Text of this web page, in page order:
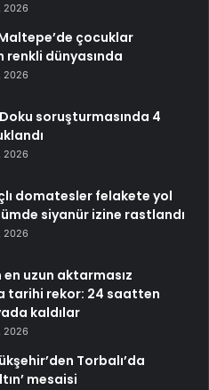
2026
çocuklar
renkli dünyasında
2026
soruşturmasında 4
2026
domatesler felakete yol
siyanür izine rastlandı
2026
en uzun aktarmasız
tarihi rekor: 24 saatten
kaldılar
2026
Torbalı’da
mesaisi